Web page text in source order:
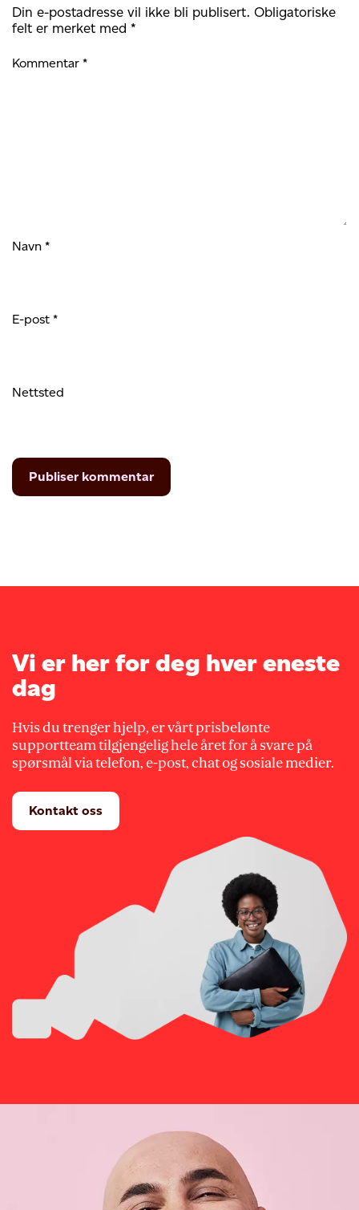
Din e-postadresse vil ikke bli publisert. Obligatoriske
felt er merket med *
Kommentar *
Navn *
E-post *
Nettsted
Vi er her for deg hver eneste
dag
Hvis du trenger hjelp, er vårt prisbelønte
supportteam tilgjengelig hele året for å svare på
spørsmål via telefon, e-post, chat og sosiale medier.
Kontakt oss